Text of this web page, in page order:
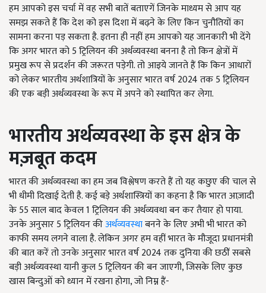
हम आपको इस चर्चा में वह सभी बातें बताएगें जिनके माध्यम से आप यह
समझ सकते हैं कि देश को इस दिशा में बढ़ने के लिए किन चुनौतियों का
सामना करना पड़ सकता है. इतना ही नहीं हम आपको यह जानकारी भी देंगे
कि अगर भारत को 5 ट्रिलियन की अर्थव्यवस्था बनना है तो किन क्षेत्रों में
प्रमुख रूप से प्रदर्शन की जरूरत पड़ेगी. तो आइये जानते हैं कि किन आधारों
को लेकर भारतीय अर्थशात्रियों के अनुसार भारत वर्ष 2024 तक 5 ट्रिलियन
की एक बड़ी अर्थव्यवस्था के रूप में अपने को स्थापित कर लेगा.
भारतीय अर्थव्यवस्था के इस क्षेत्र के
मज़बूत कदम
भारत की अर्थव्यवस्था का हम जब विश्लेषण करते हैं तो यह कछुए की चाल से
भी धीमी दिखाई देती है. कई बड़े अर्थशास्त्रियों का कहना है कि भारत आज़ादी
के 55 साल बाद केवल 1 ट्रिलियन की अर्थव्यवथा बन कर तैयार हो पाया.
उनके अनुसार 5 ट्रिलियन कीअर्थव्यवस्थाबनने के लिए अभी भी भारत को
काफी समय लगने वाला है. लेकिन अगर हम वहीं भारत के मौजूदा प्रधानमंत्री
की बात करें तो उनके अनुसार भारत वर्ष 2024 तक दुनिया की छठीं सबसे
बड़ी अर्थव्यवस्था यानी कुल 5 ट्रिलियन की बन जाएगी, जिसके लिए कुछ
खास बिन्दुओं को ध्यान में रखना होगा, जो निम्न हैं-